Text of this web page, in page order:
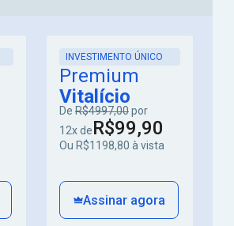
INVESTIMENTO ÚNICO
Premium
Vitalício
De R$4997,00por
12x deR$99,90
Ou R$1198,80 à vista
Assinar agora